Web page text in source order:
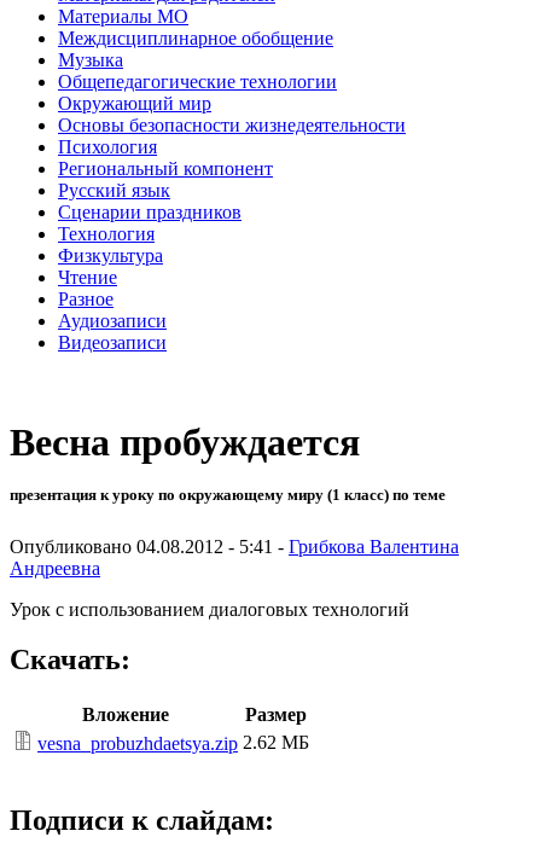
Материалы МО
Междисциплинарное обобщение
Музыка
Общепедагогические технологии
Окружающий мир
Основы безопасности жизнедеятельности
Психология
Региональный компонент
Русский язык
Сценарии праздников
Технология
Физкультура
Чтение
Разное
Аудиозаписи
Видеозаписи
Весна пробуждается
презентация к уроку по окружающему миру (1 класс) по теме
Опубликовано 04.08.2012 - 5:41 - Грибкова Валентина
Андреевна
Урок с использованием диалоговых технологий
Скачать:
Вложение
Размер
vesna_probuzhdaetsya.zip 2.62 МБ
Подписи к слайдам: